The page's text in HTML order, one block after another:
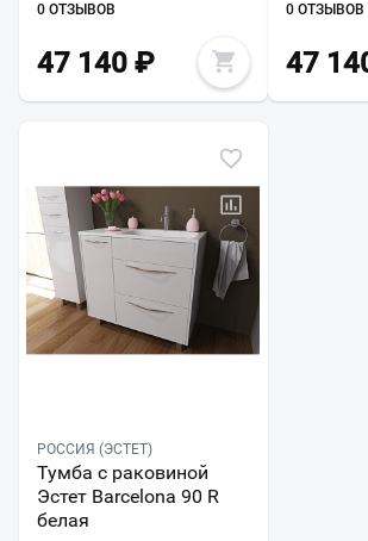
0 ОТЗЫВОВ
47 140 ₽
0 ОТЗЫВОВ
47
РОССИЯ (ЭСТЕТ)
Тумба с раковиной
Эстет Barcelona 90 R
белая